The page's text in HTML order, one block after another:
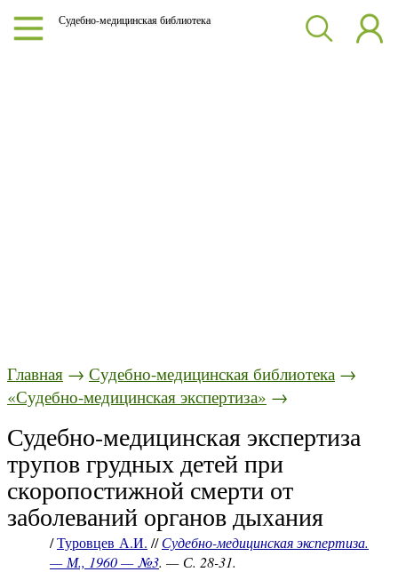
Судебно-медицинская библиотека
Главная → Судебно-медицинская библиотека →
«Судебно-медицинская экспертиза» →
Судебно-медицинская экспертиза
трупов грудных детей при
скоропостижной смерти от
заболеваний органов дыхания
/Туровцев А.И. //Судебно-медицинская экспертиза.
— М., 1960 — №3. — С. 28-31.